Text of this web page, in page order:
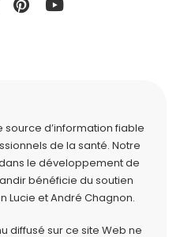
d’information fiable
de la santé. Notre
le développement de
bénéficie du soutien
Lucie et André Chagnon.
diffusé sur ce site Web ne